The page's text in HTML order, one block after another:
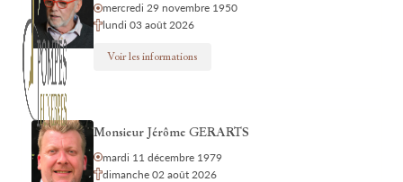
mercredi 29 novembre 1950
lundi 03 août 2026
Voir les informations
Monsieur Jérôme GERARTS
mardi 11 décembre 1979
dimanche 02 août 2026